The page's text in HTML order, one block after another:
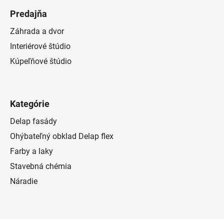
Predajňa
Záhrada a dvor
Interiérové štúdio
Kúpeľňové štúdio
Kategórie
Delap fasády
Ohýbateľný obklad Delap flex
Farby a laky
Stavebná chémia
Náradie